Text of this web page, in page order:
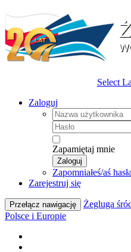
Select
Zaloguj
Zapamiętaj mnie
Zaloguj
Zapomniałeś/aś
Zarejestruj się
Przełącz nawigację
Żegluga
Polsce i Europie